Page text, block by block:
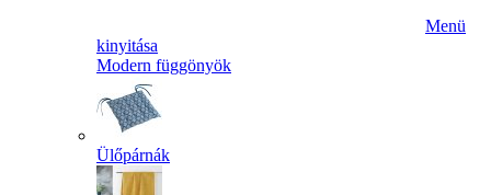
Menü
kinyitása
Modern függönyök
Ülőpárnák